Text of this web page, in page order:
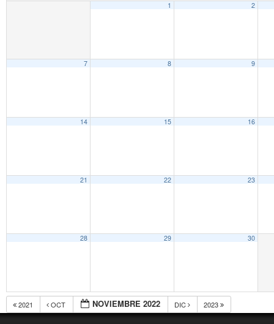
1 2
7 8 9
14 15 16
21 22 23
28 29 30
2021 OCT NOVIEMBRE 2022 DIC 2023